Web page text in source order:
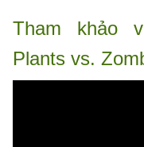
Tham khảo
Plants vs.